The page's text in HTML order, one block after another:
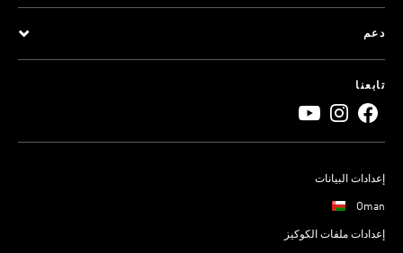
دعم
تابعنا
إعدادات البيانات
Oman
إعدادات ملفات الكوكيز